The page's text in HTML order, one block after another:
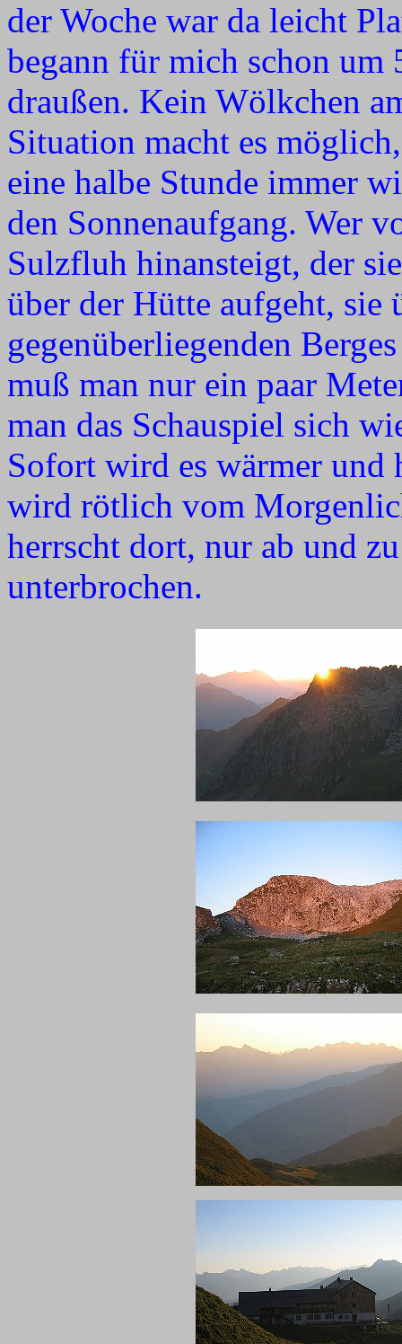
der Woche war da leicht
begann für mich schon um
draußen. Kein Wölkchen
Situation macht es
eine halbe Stunde immer
den Sonnenaufgang. Wer
Sulzfluh hinansteigt, der
über der Hütte aufgeht, sie
gegenüberliegenden
muß man nur ein paar
man das Schauspiel sich
Sofort wird es wärmer
wird rötlich vom
herrscht dort, nur ab und
unterbrochen.